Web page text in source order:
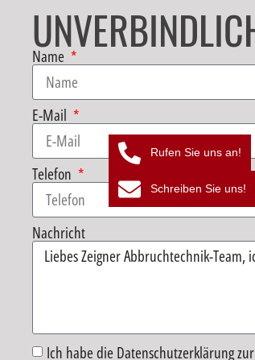
Name
E-Mail
Telefon
Nachricht
Ich habe die Datenschutzerklärung
Rufen Sie uns an!
Schreiben Sie uns!